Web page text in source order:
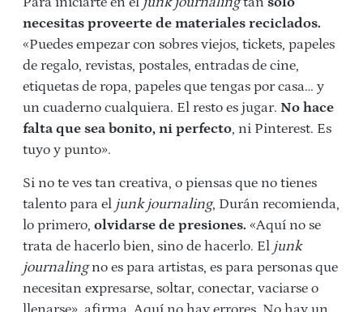
necesitas proveerte de materiales reciclados.
«Puedes empezar con sobres viejos, tickets, papeles
de regalo, revistas, postales, entradas de cine,
etiquetas de ropa, papeles que tengas por casa… y
un cuaderno cualquiera. El resto es jugar. No hace
falta que sea bonito, ni perfecto, ni Pinterest. Es
tuyo y punto».
Si no te ves tan creativa, o piensas que no tienes
talento para el junk journaling, Durán recomienda,
lo primero, olvidarse de presiones. «Aquí no se
trata de hacerlo bien, sino de hacerlo. El junk
journalingno es para artistas, es para personas que
necesitan expresarse, soltar, conectar, vaciarse o